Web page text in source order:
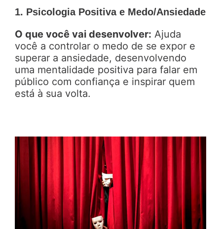
1. Psicologia Positiva e Medo/Ansiedade
O que você vai desenvolver: Ajuda
você a controlar o medo de se expor e
superar a ansiedade, desenvolvendo
uma mentalidade positiva para falar em
público com confiança e inspirar quem
está à sua volta.